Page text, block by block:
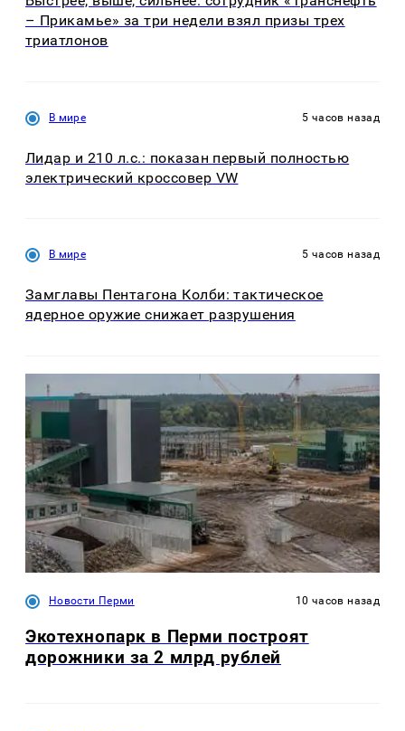
– Прикамье» за три недели взял призы трех
триатлонов
В мире 5 часов назад
Лидар и 210 л.с.: показан первый полностью
электрический кроссовер VW
В мире 5 часов назад
Замглавы Пентагона Колби: тактическое
ядерное оружие снижает разрушения
Новости Перми 10 часов назад
Экотехнопарк в Перми построят
дорожники за 2 млрд рублей